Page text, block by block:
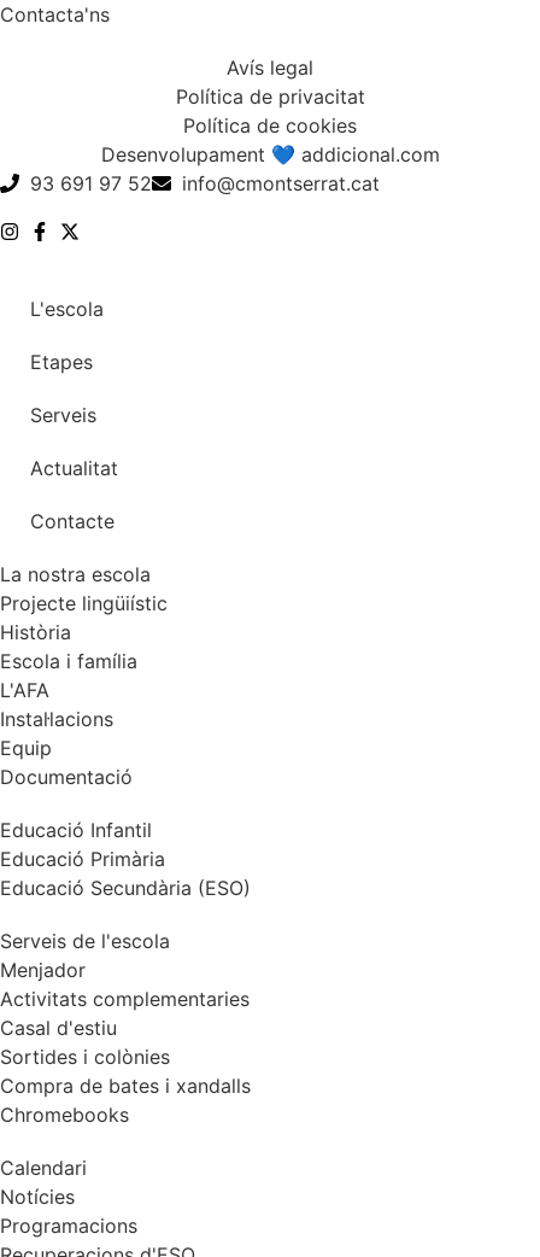
Contacta'ns
Avís legal
Política de privacitat
Política de cookies
Desenvolupament 💙 addicional.com
93 691 97 52
info@cmontserrat.cat
L'escola
Etapes
Serveis
Actualitat
Contacte
La nostra escola
Projecte lingüiístic
Història
Escola i família
L'AFA
Instal·lacions
Equip
Documentació
Educació Infantil
Educació Primària
Educació Secundària (ESO)
Serveis de l'escola
Menjador
Activitats complementaries
Casal d'estiu
Sortides i colònies
Compra de bates i xandalls
Chromebooks
Calendari
Notícies
Programacions